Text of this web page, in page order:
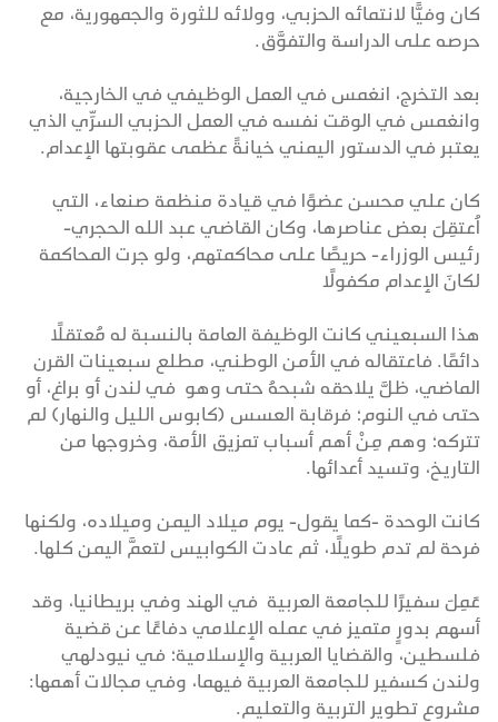
كان وفيًّا لانتمائه الحزبي، وولائه للثورة والجمهورية، مع
حرصه على الدراسة والتفوَّق.
بعد التخرج، انغمس في العمل الوظيفي في الخارجية،
وانغمس في الوقت نفسه في العمل الحزبي السرِّي الذي
يعتبر في الدستور اليمني خيانةً عظمى عقوبتها الإعدام.
كان علي محسن عضوًا في قيادة منظمة صنعاء، التي
اُعتقِلَ بعض عناصرها، وكان القاضي عبد الله الحجري-
رئيس الوزراء- حريصًا على محاكمتهم، ولو جرت المحاكمة
لكانَ الإعدام مكفولًا
هذا السبعيني كانت الوظيفة العامة بالنسبة له مُعتقلًا
دائمًا. فاعتقاله في الأمن الوطني، مطلع سبعينات القرن
الماضي، ظلَّ يلاحقه شبحهُ حتى وهو في لندن أو براغ، أو
حتى في النوم؛ فرقابة العسس (كابوس الليل والنهار) لم
تتركه؛ وهم مِنْ أهم أسباب تمزيق الأمة، وخروجها من
التاريخ، وتسيد أعدائها.
كانت الوحدة -كما يقول- يوم ميلاد اليمن وميلاده، ولكنها
فرحة لم تدم طويلًا، ثم عادت الكوابيس لتعمَّ اليمن كلها.
عَمِلَ سفيرًا للجامعة العربية في الهند وفي بريطانيا، وقد
أسهم بدورٍ متميز في عمله الإعلامي دفاعًا عن قضية
فلسطين، والقضايا العربية والإسلامية؛ في نيودلهي
ولندن كسفير للجامعة العربية فيهما، وفي مجالات أهمها:
مشروع تطوير التربية والتعليم.